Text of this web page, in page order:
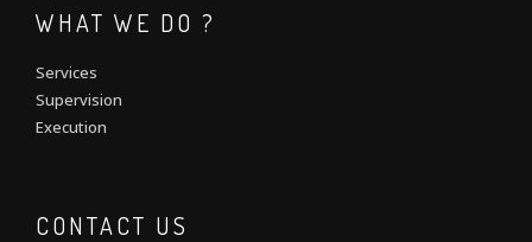
WHAT WE DO ?
Services
Supervision
Execution
CONTACT US